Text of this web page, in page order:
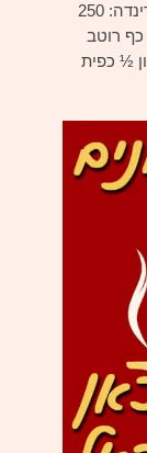
כבדי עוף עם קורקבניםהמצרכים: בשר ומרינדה: 250
גרם כבד עוף או הודו 250 גרם קורקבנים 1 כף רוטב
½ כפית